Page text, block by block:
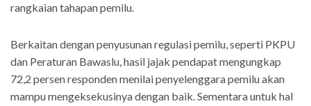
rangkaian tahapan pemilu.
Berkaitan dengan penyusunan regulasi pemilu, seperti PKPU
dan Peraturan Bawaslu, hasil jajak pendapat mengungkap
72,2 persen responden menilai penyelenggara pemilu akan
mampu mengeksekusinya dengan baik. Sementara untuk hal